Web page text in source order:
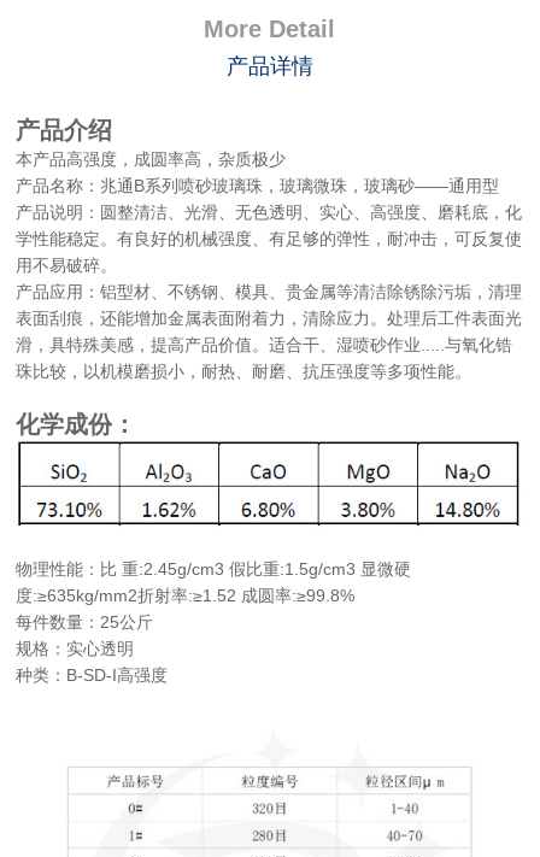
More Detail
产品详情
产品介绍
本产品高强度，成圆率高，杂质极少
产品名称：兆通B系列喷砂玻璃珠，玻璃微珠，玻璃砂——通用型
产品说明：圆整清洁、光滑、无色透明、实心、高强度、磨耗底，化
学性能稳定。有良好的机械强度、有足够的弹性，耐冲击，可反复使
用不易破碎。
产品应用：铝型材、不锈钢、模具、贵金属等清洁除锈除污垢，清理
表面刮痕，还能增加金属表面附着力，清除应力。处理后工件表面光
滑，具特殊美感，提高产品价值。适合干、湿喷砂作业.....与氧化锆
珠比较，以机模磨损小，耐热、耐磨、抗压强度等多项性能。
化学成份：
物理性能：比 重:2.45g/cm3 假比重:1.5g/cm3 显微硬
度:≥635kg/mm2折射率:≥1.52 成圆率:≥99.8%
每件数量：25公斤
规格：实心透明
种类：B-SD-I高强度